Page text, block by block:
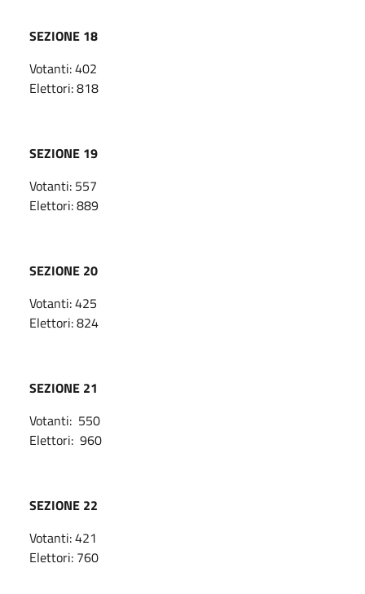
SEZIONE 18
Votanti: 402
Elettori: 818
SEZIONE 19
Votanti: 557
Elettori: 889
SEZIONE 20
Votanti: 425
Elettori: 824
SEZIONE 21
Votanti: 550
Elettori: 960
SEZIONE 22
Votanti: 421
Elettori: 760